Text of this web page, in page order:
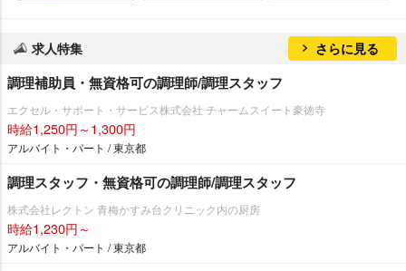
求人特集 さらに見る
調理補助員・無資格可の調理師/調理スタッフ
エクセル・サポート・サービス株式会社 チャームスイート豪徳寺
時給1,250円～1,300円
アルバイト・パート / 東京都
調理スタッフ・無資格可の調理師/調理スタッフ
株式会社レクトン 青梅かすみ台クリニック内の厨房
時給1,230円～
アルバイト・パート / 東京都